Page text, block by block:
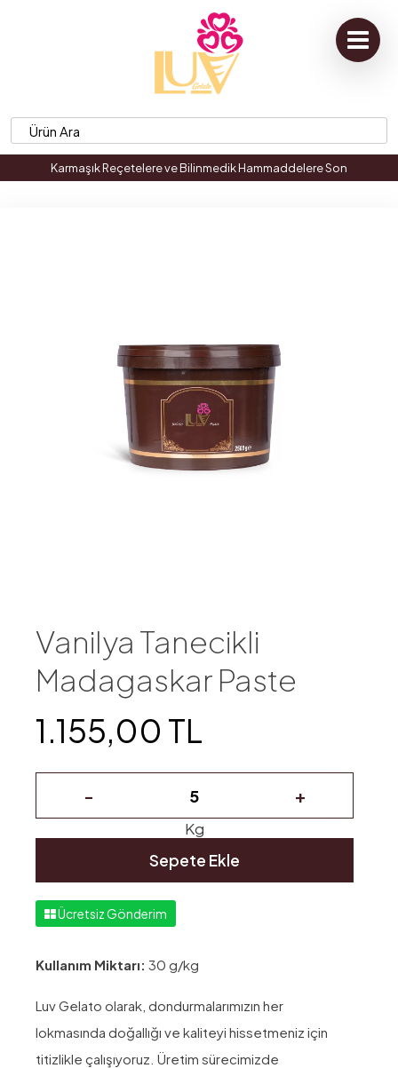
Karmaşık Reçetelere ve Bilinmedik Hammaddelere Son
Vanilya Tanecikli
Madagaskar Paste
1.155,00 TL
- +
Kg
Sepete Ekle
Ücretsiz Gönderim
Kullanım Miktarı: 30 g/kg
Luv Gelato olarak, dondurmalarımızın her
lokmasında doğallığı ve kaliteyi hissetmeniz için
titizlikle çalışıyoruz. Üretim sürecimizde